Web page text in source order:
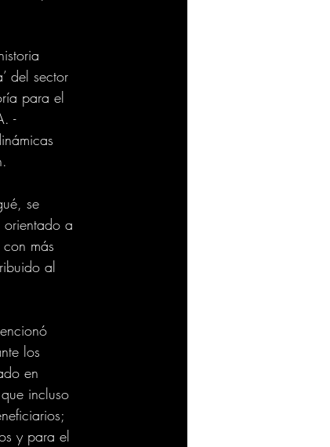
del sector
para el
-
se
a
más
al
los
en
incluso
y para el